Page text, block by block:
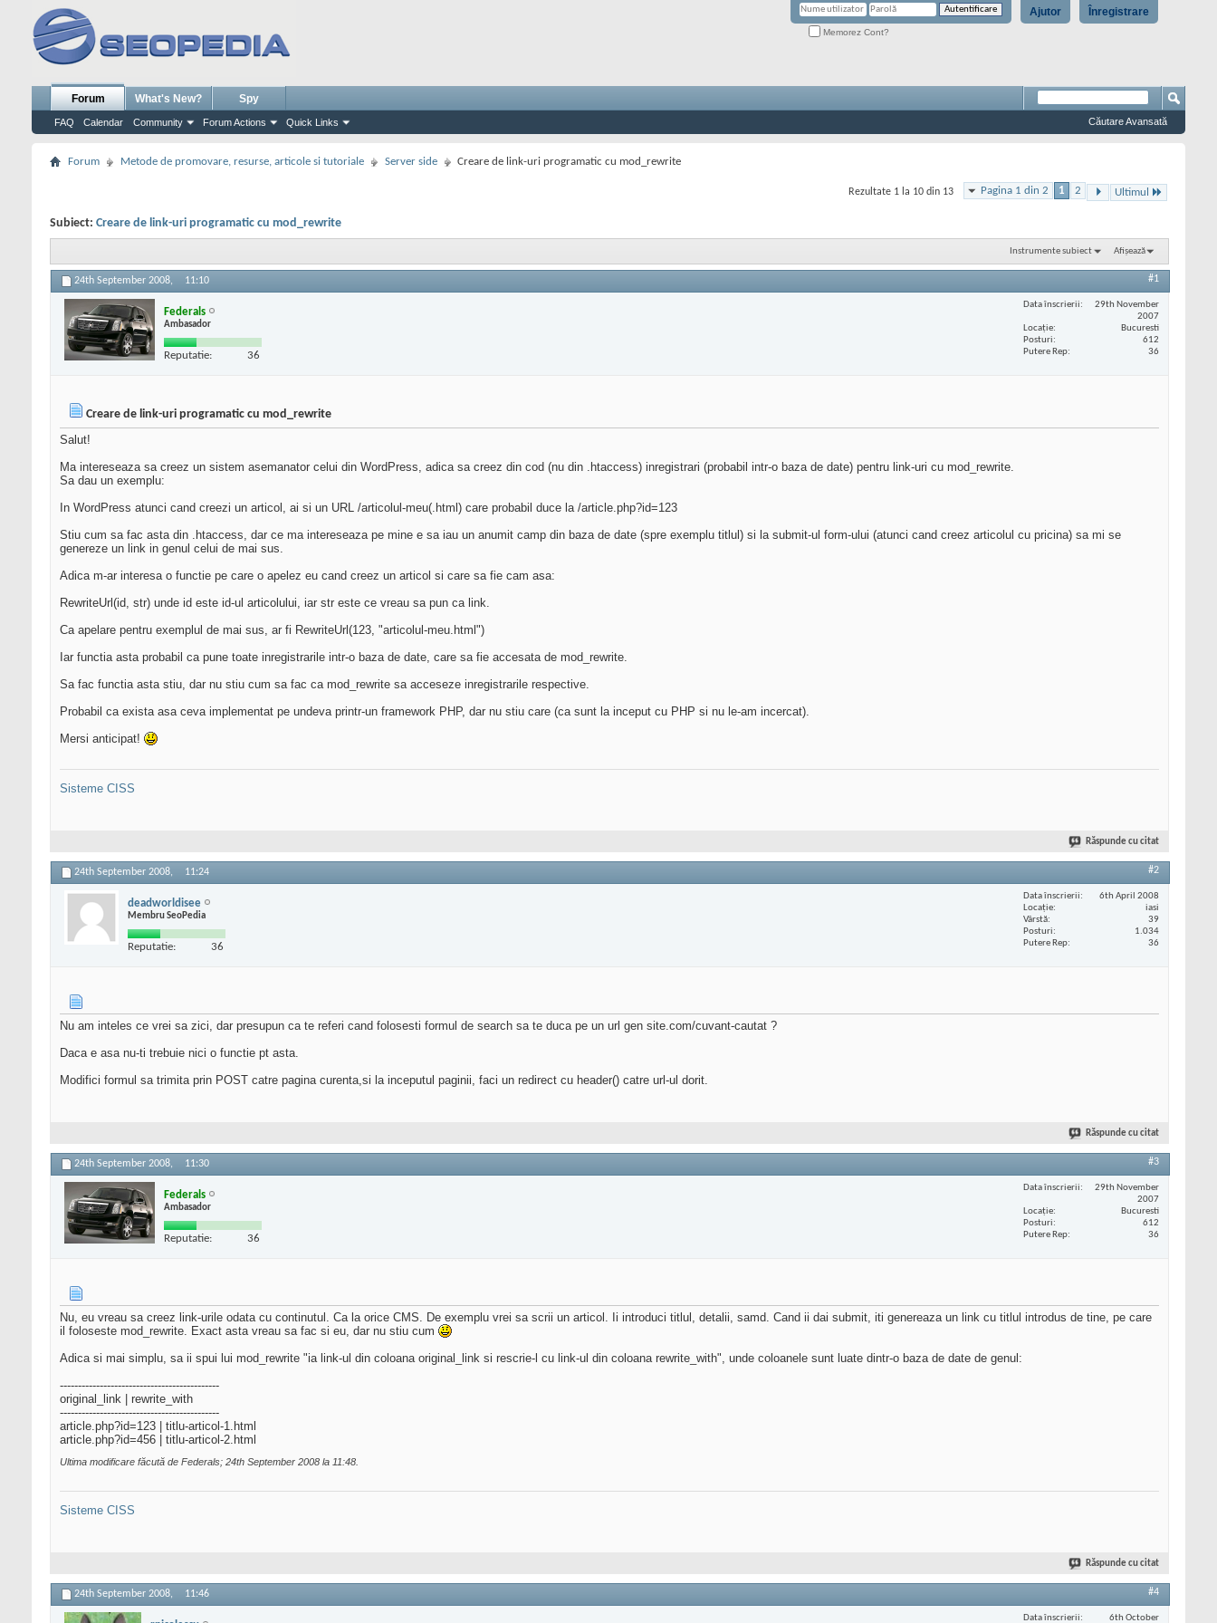
Înregistrare
Ajutor
Memorez Cont?
Forum
FAQ Calendar Community Forum Actions Quick Links
What's New? Spy
Căutare Avansată
Forum Metode de promovare, resurse, articole si tutoriale Server side Creare de link-uri programatic cu mod_rewrite
Pagina 1 din 2 1 2 Ultimul
Rezultate 1 la 10 din 13
Subiect: Creare de link-uri programatic cu mod_rewrite
Instrumente subiect Afișează
24th September 2008, 11:10 #1
Federals
Ambasador
Reputatie: 36
Data înscrierii
29th November
2007
Locaţie
Bucuresti
Posturi
612
Putere Rep
36
Creare de link-uri programatic cu mod_rewrite
Salut!
Ma intereseaza sa creez un sistem asemanator celui din WordPress, adica sa creez din cod (nu din .htaccess) inregistrari (probabil intr-o baza de date) pentru link-uri cu mod_rewrite.
Sa dau un exemplu:
In WordPress atunci cand creezi un articol, ai si un URL /articolul-meu(.html) care probabil duce la /article.php?id=123
Stiu cum sa fac asta din .htaccess, dar ce ma intereseaza pe mine e sa iau un anumit camp din baza de date (spre exemplu titlul) si la submit-ul form-ului (atunci cand creez articolul cu pricina) sa mi se
genereze un link in genul celui de mai sus.
Adica m-ar interesa o functie pe care o apelez eu cand creez un articol si care sa fie cam asa:
RewriteUrl(id, str) unde id este id-ul articolului, iar str este ce vreau sa pun ca link.
Ca apelare pentru exemplul de mai sus, ar fi RewriteUrl(123, "articolul-meu.html")
Iar functia asta probabil ca pune toate inregistrarile intr-o baza de date, care sa fie accesata de mod_rewrite.
Sa fac functia asta stiu, dar nu stiu cum sa fac ca mod_rewrite sa acceseze inregistrarile respective.
Probabil ca exista asa ceva implementat pe undeva printr-un framework PHP, dar nu stiu care (ca sunt la inceput cu PHP si nu le-am incercat).
Mersi anticipat!
Sisteme CISS
Răspunde cu citat
24th September 2008, 11:24 #2
deadworldisee
Membru SeoPedia
Reputatie: 36
Data înscrierii
6th April 2008
Locaţie
iasi
Vârstă
39
Posturi
1.034
Putere Rep
36
Nu am inteles ce vrei sa zici, dar presupun ca te referi cand folosesti formul de search sa te duca pe un url gen site.com/cuvant-cautat ?
Daca e asa nu-ti trebuie nici o functie pt asta.
Modifici formul sa trimita prin POST catre pagina curenta,si la inceputul paginii, faci un redirect cu header() catre url-ul dorit.
Răspunde cu citat
24th September 2008, 11:30 #3
Federals
Ambasador
Reputatie: 36
Data înscrierii
29th November
2007
Locaţie
Bucuresti
Posturi
612
Putere Rep
36
Nu, eu vreau sa creez link-urile odata cu continutul. Ca la orice CMS. De exemplu vrei sa scrii un articol. Ii introduci titlul, detalii, samd. Cand ii dai submit, iti genereaza un link cu titlul introdus de tine, pe care
il foloseste mod_rewrite. Exact asta vreau sa fac si eu, dar nu stiu cum
Adica si mai simplu, sa ii spui lui mod_rewrite "ia link-ul din coloana original_link si rescrie-l cu link-ul din coloana rewrite_with", unde coloanele sunt luate dintr-o baza de date de genul:
--------------------------------------------
original_link | rewrite_with
--------------------------------------------
article.php?id=123 | titlu-articol-1.html
article.php?id=456 | titlu-articol-2.html
Ultima modificare făcută de Federals; 24th September 2008 la 11:48
Sisteme CISS
Răspunde cu citat
24th September 2008, 11:46 #4
Data înscrierii
6th October